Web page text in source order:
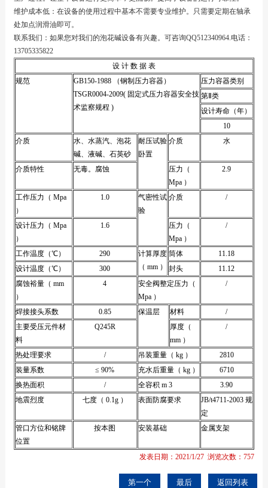
维护成本低：在设备的使用过程中基本不需要专业维护。只需要定期在轴承
处加点润滑油即可。
联系我们：如果您对我们的泡花碱设备有兴趣。可咨询QQ512340964.电话：
13705335822
设 计 数 据 表
规范
GB150-1988 （钢制压力容器）
TSGR0004-2009( 固定式压力容器安全技
术监察规程 )
压力容器类别
第Ⅱ类
设计寿命（年）
10
介质
水、水蒸汽、泡花
碱、液碱、石英砂
耐压试验
卧置
介质 水
介质特性 无毒。腐蚀
压力（
Mpa ）
2.9
工作压力（ Mpa
）
1.0
气密性试
验
介质 /
设计压力（ Mpa
）
1.6
压力（
Mpa ）
/
工作温度（℃） 290
计算厚度
（ mm ）
筒体
11.18
设计温度（℃）
300 封头
11.12
腐蚀裕量（ mm
）
4
安全阀整定压力（
Mpa ）
/
焊接接头系数 0.85 保温层 材料
/
主要受压元件材
料
Q245R
厚度（
mm ）
/
热处理要求 / 吊装重量（ kg ）
2810
装量系数
≤ 90% 充水后重量（ kg ）
6710
换热面积
/ 全容积 m 3
3.90
地震烈度
七度（ 0.1g ） 表面防腐要求
JB/t4711-2003 规
定
管口方位和铭牌
位置
按本图 安装基础 金属支架
发表日期：2021/1/27 浏览次数：757
第一个 最后 返回列表